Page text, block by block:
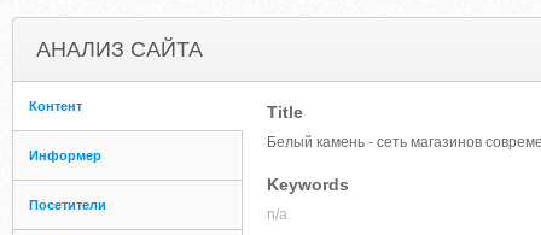
АНАЛИЗ САЙТА
Контент
Информер
Посетители
Title
Белый камень - сеть магазинов
Keywords
n/a